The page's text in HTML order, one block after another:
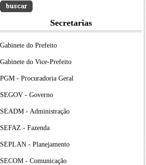
Secretarias
Gabinete do Prefeito
Gabinete do Vice-Prefeito
PGM - Procuradoria Geral
SEGOV - Governo
SEADM - Administração
SEFAZ - Fazenda
SEPLAN - Planejamento
SECOM - Comunicação